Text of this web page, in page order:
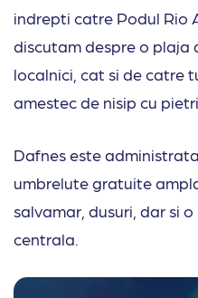
indrepti catre Podul Rio
discutam despre o
localnici, cat si de catre
amestec de nisip cu
Dafnes este
umbrelute gratuite
salvamar, dusuri, dar si
centrala.